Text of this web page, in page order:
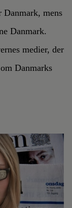
Danmark, mens
Danmark.
medier, der
Danmarks